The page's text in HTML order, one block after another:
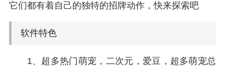
它们都有着自己的独特的招牌动作，快来探索吧
软件特色
1、超多热门萌宠，二次元，爱豆，超多萌宠总